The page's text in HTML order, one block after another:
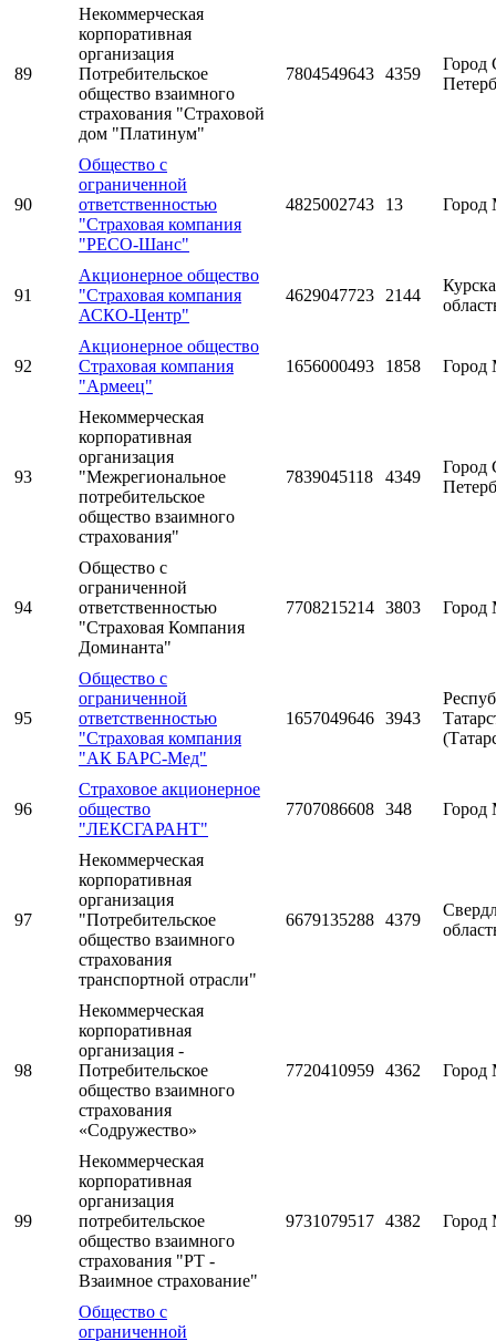
89
Некоммерческая
корпоративная
организация
Потребительское
общество взаимного
страхования "Страховой
дом "Платинум"
7804549643 4359
Город
90
Общество с
ограниченной
ответственностью
"Страховая компания
"РЕСО-Шанс"
4825002743 13 Город
91
Акционерное общество
"Страховая компания
АСКО-Центр"
4629047723 2144
92
Акционерное общество
Страховая компания
"Армеец"
1656000493 1858 Город
93
Некоммерческая
корпоративная
организация
"Межрегиональное
потребительское
общество взаимного
страхования"
7839045118 4349
Город
94
Общество с
ограниченной
ответственностью
"Страховая Компания
Доминанта"
7708215214 3803 Город
95
Общество с
ограниченной
ответственностью
"Страховая компания
"АК БАРС-Мед"
1657049646 3943
96
Страховое акционерное
общество
"ЛЕКСГАРАНТ"
7707086608 348 Город
97
Некоммерческая
корпоративная
организация
"Потребительское
общество взаимного
страхования
транспортной отрасли"
6679135288 4379
98
Некоммерческая
корпоративная
организация -
Потребительское
общество взаимного
страхования
«Содружество»
7720410959 4362 Город
99
Некоммерческая
корпоративная
организация
потребительское
общество взаимного
страхования "РТ -
Взаимное страхование"
9731079517 4382 Город
Общество с
ограниченной